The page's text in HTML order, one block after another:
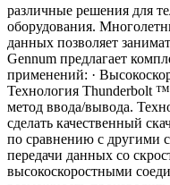
различные решения для
оборудования.
данных позволяет
Gennum предлагает
применений: ·
Технология Thunderbolt
метод ввода/вывода.
сделать качественный
по сравнению с другими
передачи данных со
высокоскоростными